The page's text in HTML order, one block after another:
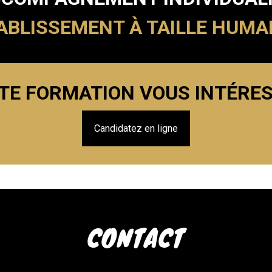
À TAILLE
FORMATION VOUS
Candidatez en ligne
CONTACT